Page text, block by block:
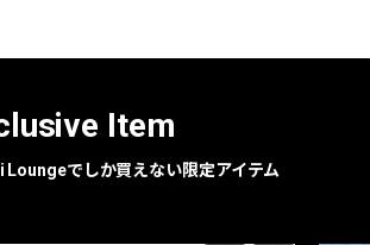
フォーカスブランド
Item
Loungeでしか買えない限定アイテム